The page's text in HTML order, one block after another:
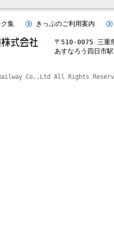
〒510-0075 三重
あすなろう四日
ク集 きっぷのご利用案内
Co.,Ltd All Rights